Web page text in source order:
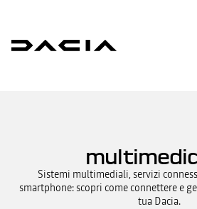
Sistemi multimediali, servizi
smartphone: scopri come connettere e
tua Dacia.